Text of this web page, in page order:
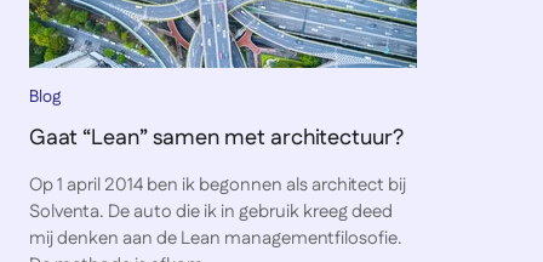
Blog
Gaat “Lean” samen met architectuur?
Op 1 april 2014 ben ik begonnen als architect bij
Solventa. De auto die ik in gebruik kreeg deed
mij denken aan de Lean managementfilosofie.